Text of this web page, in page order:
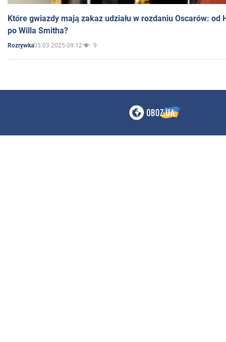
Które gwiazdy mają zakaz udziału w rozdaniu Oscarów: od
po Willa Smitha?
Rozrywka03.03.2025 09:12 9